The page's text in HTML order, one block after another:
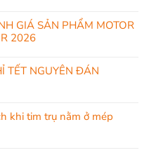
GIÁ SẢN PHẨM MOTOR
2026
TẾT NGUYÊN ĐÁN
khi tim trụ nằm ở mép